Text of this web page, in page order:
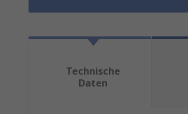
Technische
Daten